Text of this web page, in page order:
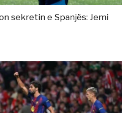
sekretin e Spanjës: Jemi